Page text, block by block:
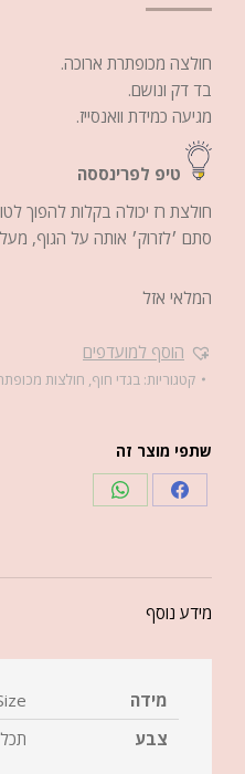
חולצה מכופתרת ארוכה.
בד דק ונושם.
מגיעה כמידת וואנסייז.
טיפ לפרינססה
חולצת רז יכולה בקלות להפוך
סתם ׳לזרוק׳ אותה על הגוף,
המלאי אזל
הוסף למועדפים
קטגוריות: בגדי חוף, חולצות
שתפי מוצר זה
מידע נוסף
מידה
צבע